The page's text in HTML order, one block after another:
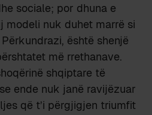
sociale; por dhuna e
modeli nuk duhet marrë si
është shenjë
më rrethanave.
shqiptare të
ende nuk janë ravijëzuar
që t’i përgjigjen triumfit